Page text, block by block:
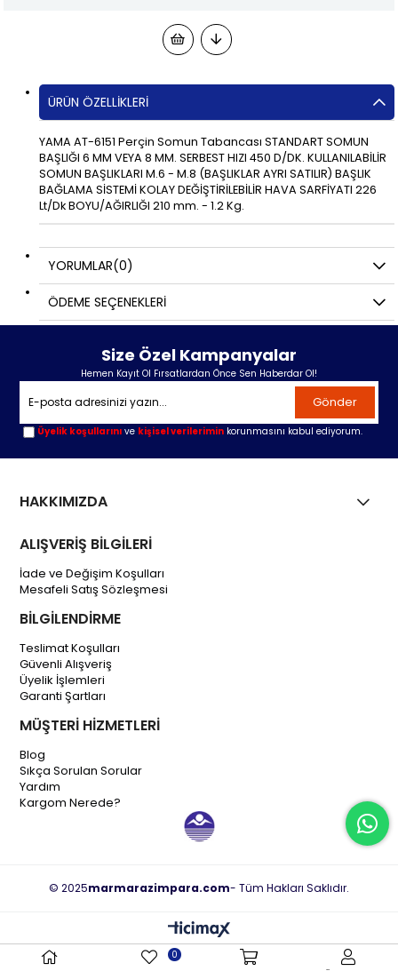
ÜRÜN ÖZELLIKLERI
YAMA AT-6151 Perçin Somun Tabancası STANDART SOMUN
BAŞLIĞI 6 MM VEYA 8 MM. SERBEST HIZI 450 D/DK. KULLANILABİLİR
SOMUN BAŞLIKLARI M.6 - M.8 (BAŞLIKLAR AYRI SATILIR) BAŞLIK
BAĞLAMA SİSTEMİ KOLAY DEĞİŞTİRİLEBİLİR HAVA SARFİYATI 226
Lt/Dk BOYU/AĞIRLIĞI 210 mm. - 1.2 Kg.
YORUMLAR(0)
ÖDEME SEÇENEKLERI
Size Özel Kampanyalar
Hemen Kayıt Ol Fırsatlardan Önce Sen Haberdar Ol!
Gönder
Üyelik koşullarını ve kişisel verilerimin korunmasını kabul ediyorum.
HAKKIMIZDA
ALIŞVERİŞ BİLGİLERİ
İade ve Değişim Koşulları
Mesafeli Satış Sözleşmesi
BİLGİLENDİRME
Teslimat Koşulları
Güvenli Alışveriş
Üyelik İşlemleri
Garanti Şartları
MÜŞTERİ HİZMETLERİ
Blog
Sıkça Sorulan Sorular
Yardım
Kargom Nerede?
© 2025marmarazimpara.com- Tüm Hakları Saklıdır.
0